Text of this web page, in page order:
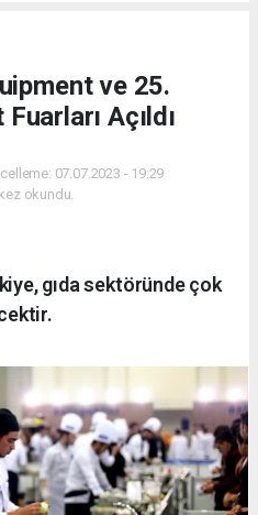
ve 25.
Açıldı
07.07.2023 - 19:29
okundu.
gıda sektöründe çok